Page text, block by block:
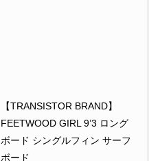
【TRANSISTOR BRAND】
FEETWOOD GIRL 9’3 ロング
ボード シングルフィン サーフ
ボード